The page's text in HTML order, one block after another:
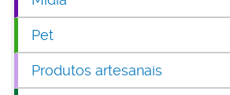
Pet
Produtos artesanais